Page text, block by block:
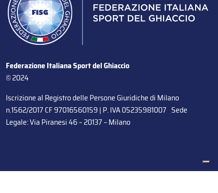
Federazione Italiana Sport del Ghiaccio
© 2024
Iscrizione al Registro delle Persone Giuridiche di Milano
n.1562/2017 CF 97016560159 | P. IVA 05235981007 Sede
Legale: Via Piranesi 46 – 20137 – Milano